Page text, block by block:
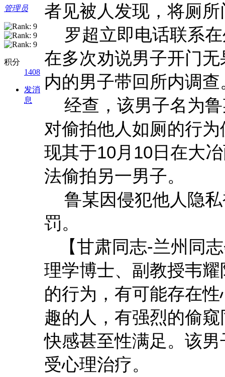
管理员
积分
1408
发消
息
者见被人发现，将厕
罗超立即电话联系在
在多次劝说男子开门
内的男子带回所内调查
经查，该男子名为鲁
对偷拍他人如厕的行
现其于10月10日在大
法偷拍另一男子。
鲁某因侵犯他人隐私
罚。
【甘肃同志-兰州同
理学博士、副教授韦
的行为，有可能存在
趣的人，有强烈的偷
快感甚至性满足。该
受心理治疗。